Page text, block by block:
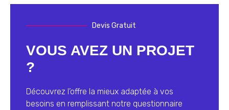
Devis Gratuit
VOUS AVEZ UN PROJET
?
Découvrez l’offre la mieux adaptée à vos
besoins en remplissant notre questionnaire